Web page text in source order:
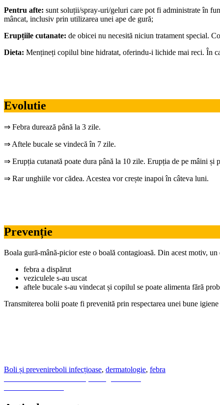
Pentru afte: sunt soluții/spray-uri/geluri care pot fi administrate în
mâncat, inclusiv prin utilizarea unei ape de gură;
Erupțiile cutanate: de obicei nu necesită niciun tratament special.
Dieta: Mențineți copilul bine hidratat, oferindu-i lichide mai reci. În
Evolutie
⇒ Febra durează până la 3 zile.
⇒ Aftele bucale se vindecă în 7 zile.
⇒ Erupția cutanată poate dura până la 10 zile. Erupția de pe mâini și
⇒ Rar unghiile vor cădea. Acestea vor crește inapoi în câteva luni.
Prevenție
Boala gură-mână-picior este o boală contagioasă. Din acest motiv,
febra a dispărut
veziculele s-au uscat
aftele bucale s-au vindecat și copilul se poate alimenta fără
Transmiterea bolii poate fi prevenită prin respectarea unei bune
Boli și prevenireboli infecțioase, dermatologie, febra
Navigare
în